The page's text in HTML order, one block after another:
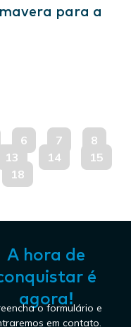
para a
6 7
8
13 14
15
18
A hora de
é
agora!
o formulário e
em contato.